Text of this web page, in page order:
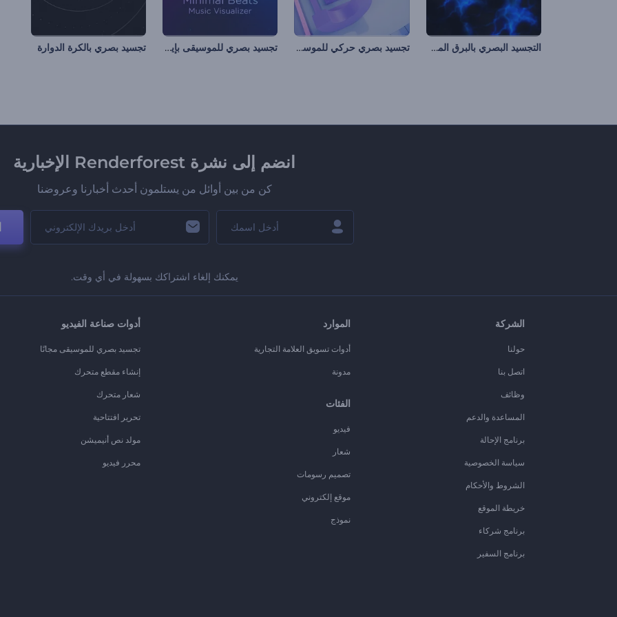
التجسيد البصري بالبرق المظلم تجسيد بصري حركي للموسيقى تجسيد بصري للموسيقى بإيقاعات رقيقة تجسيد بصري بالكرة الدوارة
انضم إلى نشرة Renderforest الإخبارية
كن من بين أوائل من يستلمون أحدث أخبارنا وعروضنا
يمكنك إلغاء اشتراكك بسهولة في أي وقت.
الشركة
حولنا
اتصل بنا
وظائف
المساعدة والدعم
برنامج الإحالة
سياسة الخصوصية
الشروط والأحكام
خريطة الموقع
برنامج شركاء
برنامج السفير
الموارد
أدوات تسويق العلامة التجارية
مدونة
الفئات
فيديو
شعار
تصميم رسومات
موقع إلكتروني
نموذج
أدوات صناعة الفيديو
تجسيد بصري للموسيقى مجانًا
إنشاء مقطع متحرك
شعار متحرك
تحرير افتتاحية
مولد نص أنيميشن
محرر فيديو